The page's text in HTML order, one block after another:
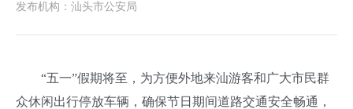
发布机构： 汕头市公安局
“五一”假期将至，为方便外地来汕游客和广大市民群
众休闲出行停放车辆，确保节日期间道路交通安全畅通，